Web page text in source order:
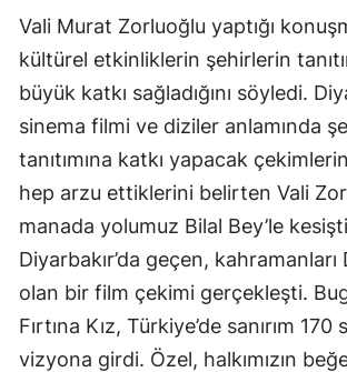
Vali Murat Zorluoğlu yaptığı
kültürel etkinliklerin şehirlerin
büyük katkı sağladığını söyledi.
sinema filmi ve diziler anlamında
tanıtımına katkı yapacak çekimlerin
hep arzu ettiklerini belirten Vali
manada yolumuz Bilal Bey’le
Diyarbakır’da geçen, kahramanları
olan bir film çekimi gerçekleşti.
Fırtına Kız, Türkiye’de sanırım 170
vizyona girdi. Özel, halkımızın